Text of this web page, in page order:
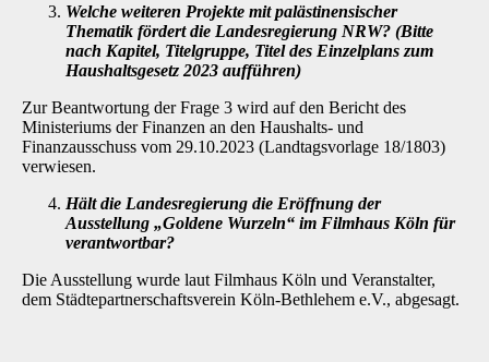
Welche weiteren Projekte mit palästinensischer
Thematik fördert die Landesregie­rung NRW? (Bitte
nach Kapitel, Titelgruppe, Titel des Einzelplans zum
Haushalts­gesetz 2023 aufführen)
Zur Beantwortung der Frage 3 wird auf den Bericht des
Ministeriums der Finanzen an den Haushalts- und
Finanzausschuss vom 29.10.2023 (Landtagsvorlage 18/1803)
verwiesen.
Hält die Landesregierung die Eröffnung der
Ausstellung „Goldene Wurzeln“ im Filmhaus Köln für
verantwortbar?
Die Ausstellung wurde laut Filmhaus Köln und Veranstalter,
dem Städtepartnerschaftsverein Köln-Bethlehem e.V., abgesagt.